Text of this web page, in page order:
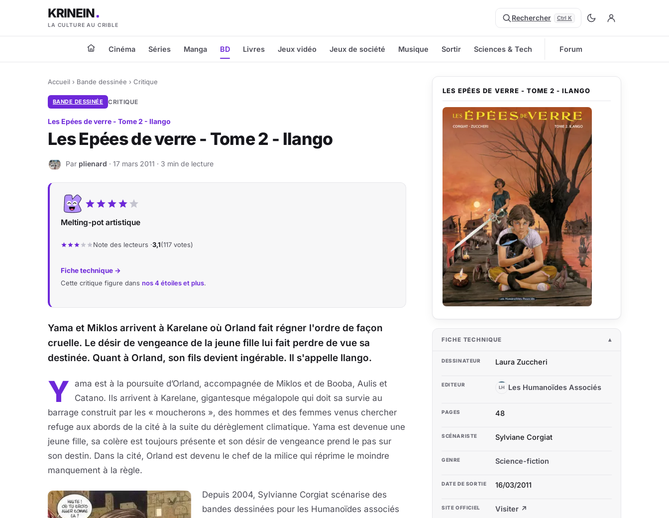
KRINEIN
LA CULTURE AU CRIBLE
Rechercher Ctrl K
Cinéma Séries Manga BD Livres Jeux vidéo Jeux de société Musique Sortir Sciences & Tech Forum
Accueil › Bande dessinée › Critique
BANDE DESSINÉE CRITIQUE
Les Epées de verre - Tome 2 - Ilango
Les Epées de verre - Tome 2 - Ilango
P Par plienard · 17 mars 2011 · 3 min de lecture
Melting-pot artistique
Note des lecteurs ·3,1(117 votes)
Fiche technique →
Cette critique figure dans nos 4 étoiles et plus.
Yama et Miklos arrivent à Karelane où Orland fait régner l'ordre de façon
cruelle. Le désir de vengeance de la jeune fille lui fait perdre de vue sa
destinée. Quant à Orland, son fils devient ingérable. Il s'appelle Ilango.
Y ama est à la poursuite d’Orland, accompagnée de Miklos et de Booba, Aulis et
Catano. Ils arrivent à Karelane, gigantesque mégalopole qui doit sa survie au
barrage construit par les « moucherons », des hommes et des femmes venus chercher
refuge aux abords de la cité à la suite du dérèglement climatique. Yama est devenue une
jeune fille, sa colère est toujours présente et son désir de vengeance prend le pas sur
son destin. Dans la cité, Orland est devenu le chef de la milice qui réprime le moindre
manquement à la règle.
Depuis 2004, Sylvianne Corgiat scénarise des
bandes dessinées pour les Humanoïdes associés
LES EPÉES DE VERRE - TOME 2 - ILANGO
FICHE TECHNIQUE
DESSINATEUR Laura Zuccheri
EDITEUR LH Les Humanoïdes Associés
PAGES 48
SCÉNARISTE Sylviane Corgiat
GENRE Science-fiction
DATE DE SORTIE 16/03/2011
SITE OFFICIEL Visiter ↗